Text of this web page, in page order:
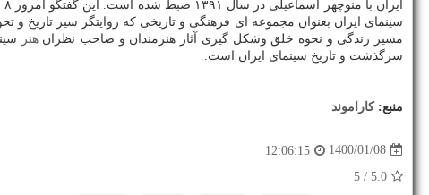
ایران با منوچهر اسماعیلی در سال ۱۳۹۱ ضبط شده است. این گفتگو امروز ۸ فروردین سال ۱۴۰۰ همزمان با زادروز
سینمای ایران بعنوان مجموعه ای فرهنگی و تاریخی که روایتگر سیر تاریخ
مسیر زندگی و نحوه خلق وشکل گیری آثار هنرمندان و صاحب نظرانهنر
سرگذشت و تاریخ سینمای ایران است.
منبع:كاراموند
1400/01/08
12:06:15
5.0
/ 5